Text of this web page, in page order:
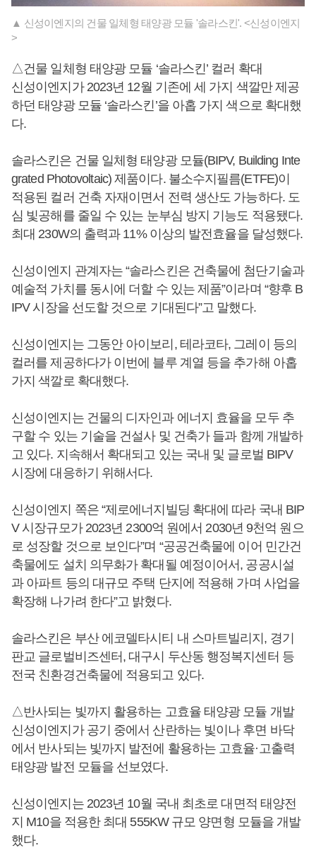
▲ 신성이엔지의 건물 일체형 태양광 모듈 '솔라스킨'. <신성이엔지
>
△건물 일체형 태양광 모듈 ‘솔라스킨’ 컬러 확대
신성이엔지가 2023년 12월 기존에 세 가지 색깔만 제공
하던 태양광 모듈 ‘솔라스킨’을 아홉 가지 색으로 확대했
다.
솔라스킨은 건물 일체형 태양광 모듈(BIPV, Building Inte
grated Photovoltaic) 제품이다. 불소수지필름(ETFE)이
적용된 컬러 건축 자재이면서 전력 생산도 가능하다. 도
심 빛공해를 줄일 수 있는 눈부심 방지 기능도 적용됐다.
최대 230W의 출력과 11% 이상의 발전효율을 달성했다.
신성이엔지 관계자는 “솔라스킨은 건축물에 첨단기술과
예술적 가치를 동시에 더할 수 있는 제품”이라며 “향후 B
IPV 시장을 선도할 것으로 기대된다”고 말했다.
신성이엔지는 그동안 아이보리, 테라코타, 그레이 등의
컬러를 제공하다가 이번에 블루 계열 등을 추가해 아홉
가지 색깔로 확대했다.
신성이엔지는 건물의 디자인과 에너지 효율을 모두 추
구할 수 있는 기술을 건설사 및 건축가 들과 함께 개발하
고 있다. 지속해서 확대되고 있는 국내 및 글로벌 BIPV
시장에 대응하기 위해서다.
신성이엔지 쪽은 “제로에너지빌딩 확대에 따라 국내 BIP
V 시장규모가 2023년 2300억 원에서 2030년 9천억 원으
로 성장할 것으로 보인다”며 “공공건축물에 이어 민간건
축물에도 설치 의무화가 확대될 예정이어서, 공공시설
과 아파트 등의 대규모 주택 단지에 적용해 가며 사업을
확장해 나가려 한다”고 밝혔다.
솔라스킨은 부산 에코델타시티 내 스마트빌리지, 경기
판교 글로벌비즈센터, 대구시 두산동 행정복지센터 등
전국 친환경건축물에 적용되고 있다.
△반사되는 빛까지 활용하는 고효율 태양광 모듈 개발
신성이엔지가 공기 중에서 산란하는 빛이나 후면 바닥
에서 반사되는 빛까지 발전에 활용하는 고효율·고출력
태양광 발전 모듈을 선보였다.
신성이엔지는 2023년 10월 국내 최초로 대면적 태양전
지 M10을 적용한 최대 555KW 규모 양면형 모듈을 개발
했다.